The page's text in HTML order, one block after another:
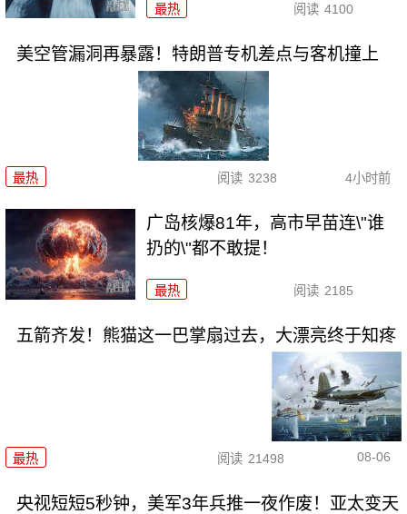
最热 阅读 4100
美空管漏洞再暴露！特朗普专机差点与客机撞上
最热 阅读 3238 4小时前
广岛核爆81年，高市早苗连\"谁
扔的\"都不敢提！
最热 阅读 2185
五箭齐发！熊猫这一巴掌扇过去，大漂亮终于知疼
最热 阅读 21498 08-06
央视短短5秒钟，美军3年兵推一夜作废！亚太变天